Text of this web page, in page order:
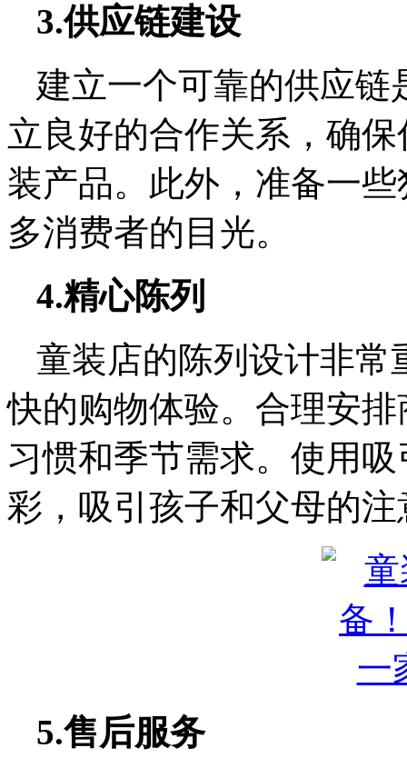
3.供应链建设
建立一个可靠的供应链
立良好的合作关系，确
装产品。此外，准备一
多消费者的目光。
4.精心陈列
童装店的陈列设计非常
快的购物体验。合理安
习惯和季节需求。使用
彩，吸引孩子和父母的注
5.售后服务